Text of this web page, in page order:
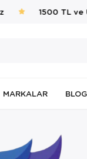
1500 TL ve
MARKALAR BLOG